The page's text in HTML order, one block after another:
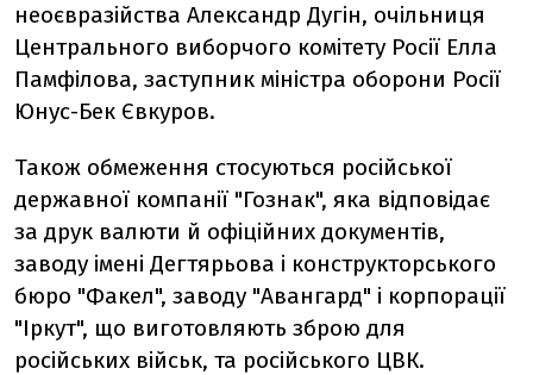
неоєвразійства Александр Дугін, очільниця
Центрального виборчого комітету Росії Елла
Памфілова, заступник міністра оборони Росії
Юнус-Бек Євкуров.
Також обмеження стосуються російської
державної компанії "Гознак", яка відповідає
за друк валюти й офіційних документів,
заводу імені Дегтярьова і конструкторського
бюро "Факел", заводу "Авангард" і корпорації
"Іркут", що виготовляють зброю для
російських військ, та російського ЦВК.